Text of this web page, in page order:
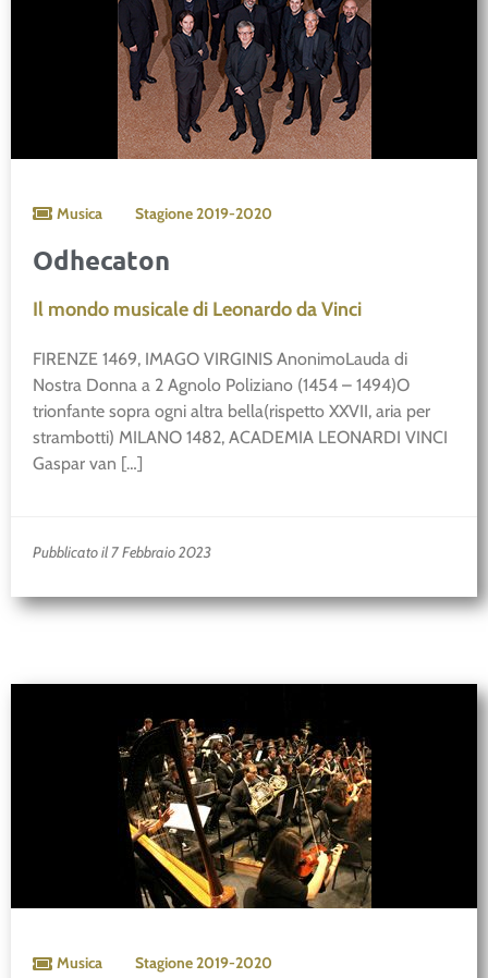
Musica Stagione2019-2020
Odhecaton
Il mondo musicale di Leonardo da Vinci
FIRENZE 1469, IMAGO VIRGINIS AnonimoLauda di
Nostra Donna a 2 Agnolo Poliziano (1454 – 1494)O
trionfante sopra ogni altra bella(rispetto XXVII, aria per
strambotti) MILANO 1482, ACADEMIA LEONARDI VINCI
Gaspar van […]
Pubblicato il 7 Febbraio 2023
Musica Stagione2019-2020